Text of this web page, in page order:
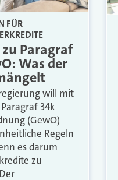
FÜR
Paragraf
Was der
will mit
34k
(GewO)
Regeln
es darum
zu